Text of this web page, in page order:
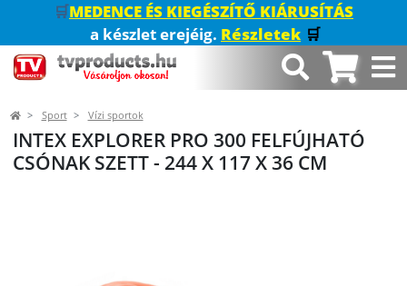
🛒MEDENCE ÉS KIEGÉSZÍTŐ KIÁRUSÍTÁS
a készlet erejéig. Részletek 🛒
Sport Vízi sportok
INTEX EXPLORER PRO 300 FELFÚJHATÓ
CSÓNAK SZETT - 244 X 117 X 36 CM